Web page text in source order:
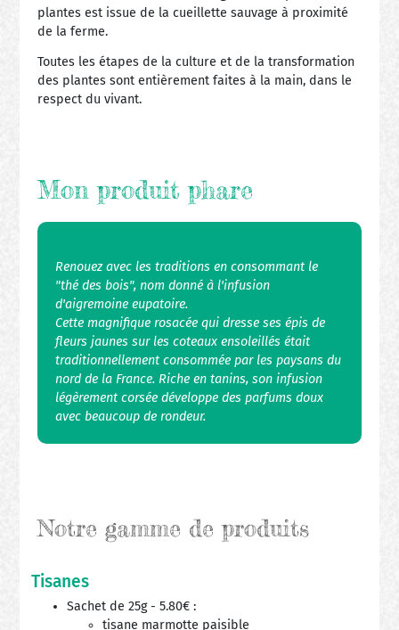
plantes est issue de la cueillette sauvage à proximité
de la ferme.
Toutes les étapes de la culture et de la transformation
des plantes sont entièrement faites à la main, dans le
respect du vivant.
Mon produit phare
Renouez avec les traditions en consommant le
"thé des bois", nom donné à l'infusion
d'aigremoine eupatoire.
Cette magnifique rosacée qui dresse ses épis de
fleurs jaunes sur les coteaux ensoleillés était
traditionnellement consommée par les paysans du
nord de la France. Riche en tanins, son infusion
légèrement corsée développe des parfums doux
avec beaucoup de rondeur.
Notre gamme de produits
Tisanes
Sachet de 25g - 5.80€ :
tisane marmotte paisible